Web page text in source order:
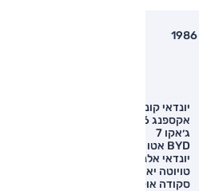
יונדאי קונה
אקספנג G6
ג׳אקו 7
BYD אטו 3
יונדאי אלנטרה
טויוטה יאריס קרוס
סקודה אוקטביה